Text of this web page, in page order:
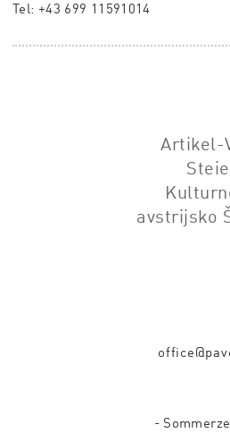
Tel: +43 699 11591014
Artikel-
avstrijsko
-